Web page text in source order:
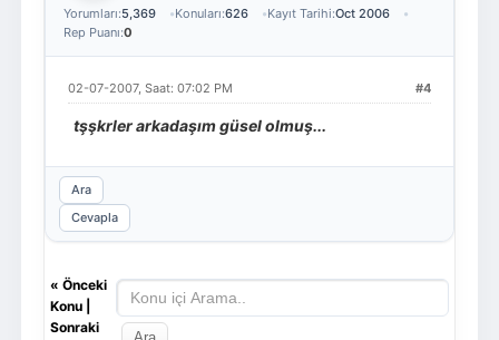
Yorumları:5,369 Konuları:626 Kayıt Tarihi:Oct 2006
Rep Puanı:0
#4
02-07-2007, Saat: 07:02 PM
tşşkrler arkadaşım güsel olmuş...
Ara
Cevapla
« Önceki
Konu|
Sonraki